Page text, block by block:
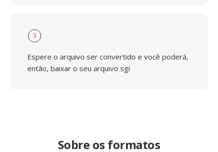
3
Espere o arquivo ser convertido e você poderá,
então, baixar o seu arquivo sgi
Sobre os formatos